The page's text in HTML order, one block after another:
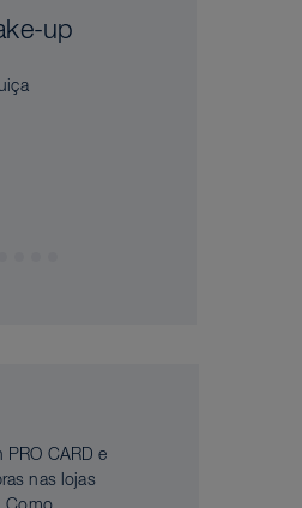
up
PRO CARD e
nas lojas